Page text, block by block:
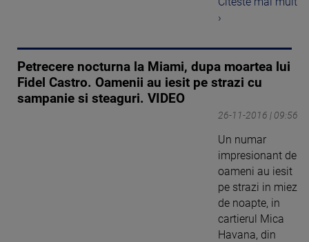
›
Petrecere nocturna la Miami, dupa moartea lui
Fidel Castro. Oamenii au iesit pe strazi cu
sampanie si steaguri. VIDEO
26-11-2016 | 09:56
Un numar
impresionant de
oameni au iesit
pe strazi in miez
de noapte, in
cartierul Mica
Havana, din